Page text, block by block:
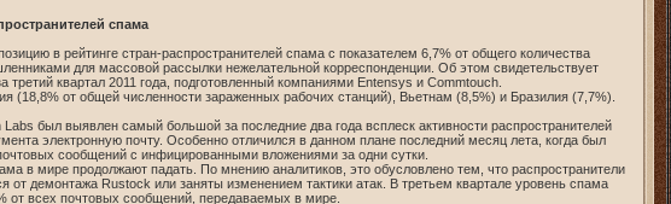
спама
в рейтинге стран-распространителей спама с показателем 6,7% от общего количества
для массовой рассылки нежелательной корреспонденции. Об этом свидетельствует
квартал 2011 года, подготовленный компаниями Entensys и Commtouch.
(18,8% от общей численности зараженных рабочих станций), Вьетнам (8,5%) и Бразилия (7,7%).
был выявлен самый большой за последние два года всплеск активности распространителей
электронную почту. Особенно отличился в данном плане последний месяц лета, когда был
сообщений с инфицированными вложениями за одни сутки.
в мире продолжают падать. По мнению аналитиков, это обусловлено тем, что распространители
от демонтажа Rustock или заняты изменением тактики атак. В третьем квартале уровень спама
от всех почтовых сообщений, передаваемых в мире.